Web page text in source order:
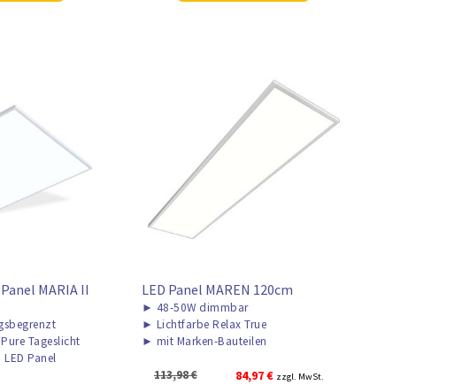
MARIA II
Tageslicht
Panel
LED Panel MAREN 120cm
► 48-50W dimmbar
► Lichtfarbe Relax True
► mit Marken-Bauteilen
113,98€
Ursprünglicher
84,97€Aktueller
zzgl. MwSt.